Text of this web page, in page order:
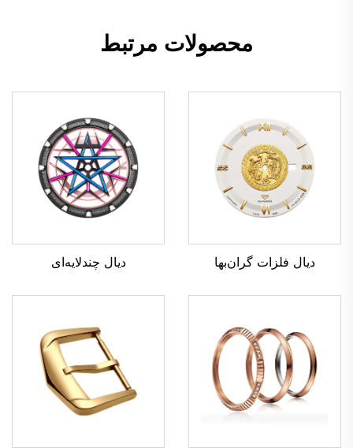
محصولات مرتبط
دیال فلزات گران‌بها دیال چندلایه‌ای